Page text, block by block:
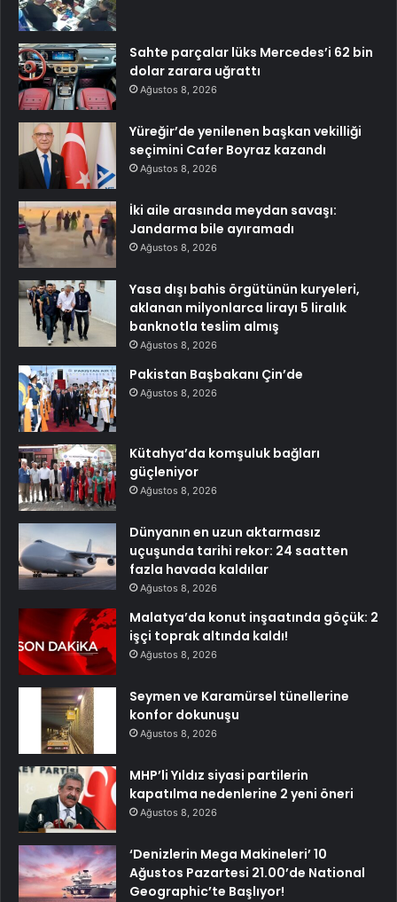
Sahte parçalar lüks Mercedes’i 62 bin
dolar zarara uğrattı
Ağustos 8, 2026
Yüreğir’de yenilenen başkan vekilliği
seçimini Cafer Boyraz kazandı
Ağustos 8, 2026
İki aile arasında meydan savaşı:
Jandarma bile ayıramadı
Ağustos 8, 2026
Yasa dışı bahis örgütünün kuryeleri,
aklanan milyonlarca lirayı 5 liralık
banknotla teslim almış
Ağustos 8, 2026
Pakistan Başbakanı Çin’de
Ağustos 8, 2026
Kütahya’da komşuluk bağları
güçleniyor
Ağustos 8, 2026
Dünyanın en uzun aktarmasız
uçuşunda tarihi rekor: 24 saatten
fazla havada kaldılar
Ağustos 8, 2026
Malatya’da konut inşaatında göçük: 2
işçi toprak altında kaldı!
Ağustos 8, 2026
Seymen ve Karamürsel tünellerine
konfor dokunuşu
Ağustos 8, 2026
MHP’li Yıldız siyasi partilerin
kapatılma nedenlerine 2 yeni öneri
Ağustos 8, 2026
‘Denizlerin Mega Makineleri’ 10
Ağustos Pazartesi 21.00’de National
Geographic’te Başlıyor!